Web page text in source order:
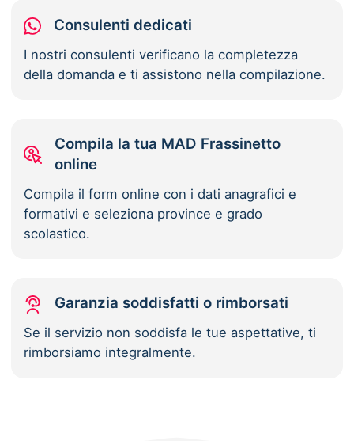
Consulenti dedicati
I nostri consulenti verificano la completezza
della domanda e ti assistono nella compilazione.
Compila la tua MAD Frassinetto
online
Compila il form online con i dati anagrafici e
formativi e seleziona province e grado
scolastico.
Garanzia soddisfatti o rimborsati
Se il servizio non soddisfa le tue aspettative, ti
rimborsiamo integralmente.